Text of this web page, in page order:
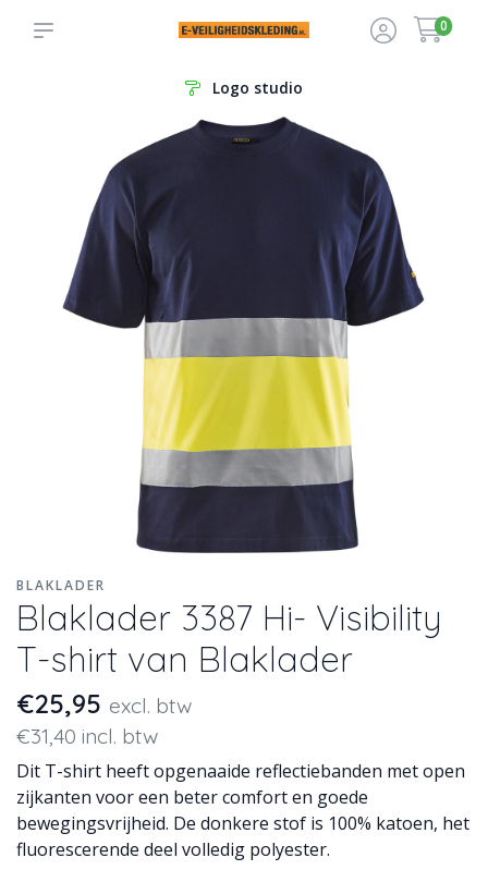
0
Logo studio
BLAKLADER
Blaklader 3387 Hi- Visibility
T-shirt van Blaklader
€25,95 excl. btw
€31,40 incl. btw
Dit T-shirt heeft opgenaaide reflectiebanden met open
zijkanten voor een beter comfort en goede
bewegingsvrijheid. De donkere stof is 100% katoen, het
fluorescerende deel volledig polyester.